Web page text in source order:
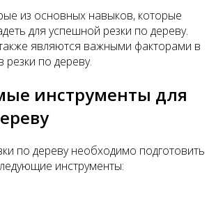
из основных навыков, которые
для успешной резки по дереву.
являются важными факторами в
резки по дереву.
инструменты для
по дереву необходимо подготовить
инструменты: